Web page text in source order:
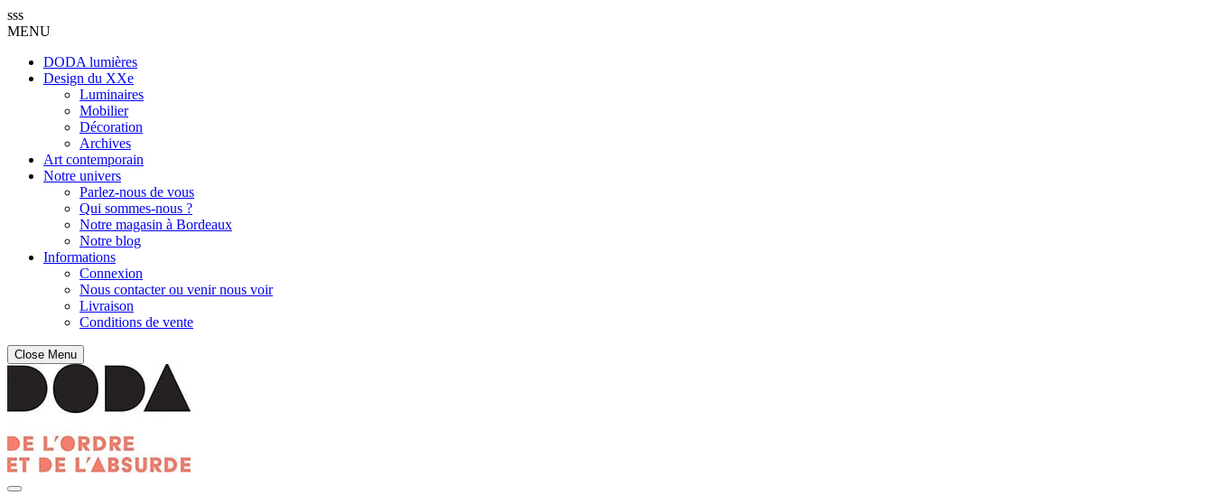
sss
MENU
DODA lumières
Design du XXe
Luminaires
Mobilier
Décoration
Archives
Art contemporain
Notre univers
Parlez-nous de vous
Qui sommes-nous ?
Notre magasin à Bordeaux
Notre blog
Informations
Connexion
Nous contacter ou venir nous voir
Livraison
Conditions de vente
Close Menu